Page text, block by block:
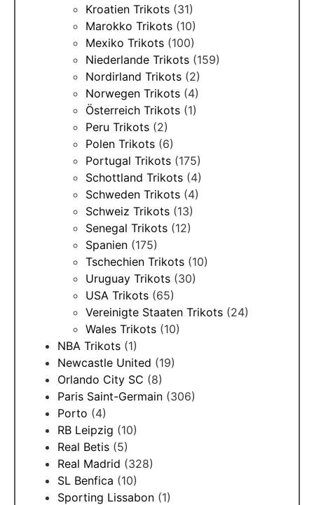
Kroatien Trikots (31)
Marokko Trikots (10)
Mexiko Trikots (100)
Niederlande Trikots (159)
Nordirland Trikots (2)
Norwegen Trikots (4)
Österreich Trikots (1)
Peru Trikots (2)
Polen Trikots (6)
Portugal Trikots (175)
Schottland Trikots (4)
Schweden Trikots (4)
Schweiz Trikots (13)
Senegal Trikots (12)
Spanien (175)
Tschechien Trikots (10)
Uruguay Trikots (30)
USA Trikots (65)
Vereinigte Staaten Trikots (24)
Wales Trikots (10)
NBA Trikots (1)
Newcastle United (19)
Orlando City SC (8)
Paris Saint-Germain (306)
Porto (4)
RB Leipzig (10)
Real Betis (5)
Real Madrid (328)
SL Benfica (10)
Sporting Lissabon (1)